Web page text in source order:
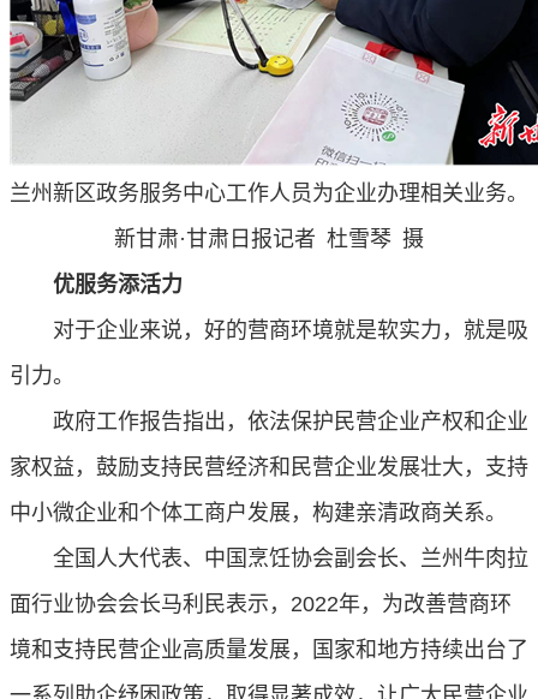
兰州新区政务服务中心工作人员为企业办理相关业务。
新甘肃·甘肃日报记者 杜雪琴 摄
优服务添活力
对于企业来说，好的营商环境就是软实力，就是吸
引力。
政府工作报告指出，依法保护民营企业产权和企业
家权益，鼓励支持民营经济和民营企业发展壮大，支持
中小微企业和个体工商户发展，构建亲清政商关系。
全国人大代表、中国烹饪协会副会长、兰州牛肉拉
面行业协会会长马利民表示， 2022年，为改善营商环
境和支持民营企业高质量发展，国家和地方持续出台了